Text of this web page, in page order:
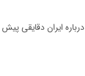
ایران دقایقی پیش